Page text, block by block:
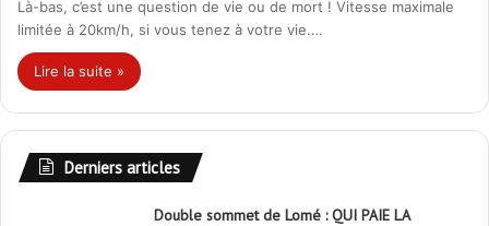
Là-bas, c’est une question de vie ou de mort ! Vitesse maximale
limitée à 20km/h, si vous tenez à votre vie.…
Lire la suite »
Derniers articles
Double sommet de Lomé : QUI PAIE LA